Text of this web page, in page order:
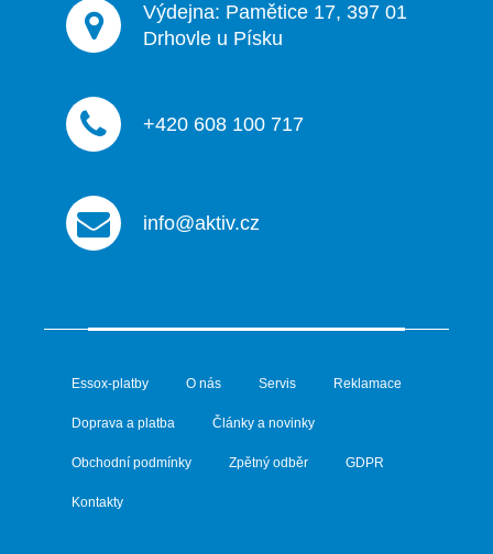
Výdejna: Pamětice 17, 397 01
Drhovle u Písku
+420 608 100 717
info@aktiv.cz
Essox-platby O nás Servis Reklamace
Doprava a platba Články a novinky
Obchodní podmínky Zpětný odběr GDPR
Kontakty